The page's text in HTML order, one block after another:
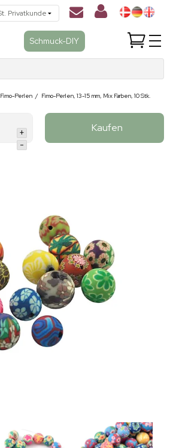
Schmuck-DIY
Fimo-Perlen / Fimo-Perlen, 13-15 mm, Mix Farben, 10 Stk.
+
-
Kaufen